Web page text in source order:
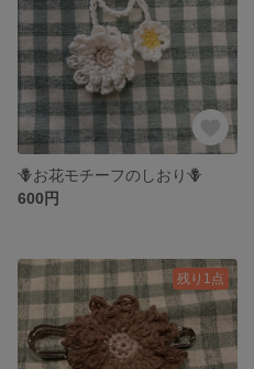
🪻お花モチーフのしおり🪻
600円
残り1点